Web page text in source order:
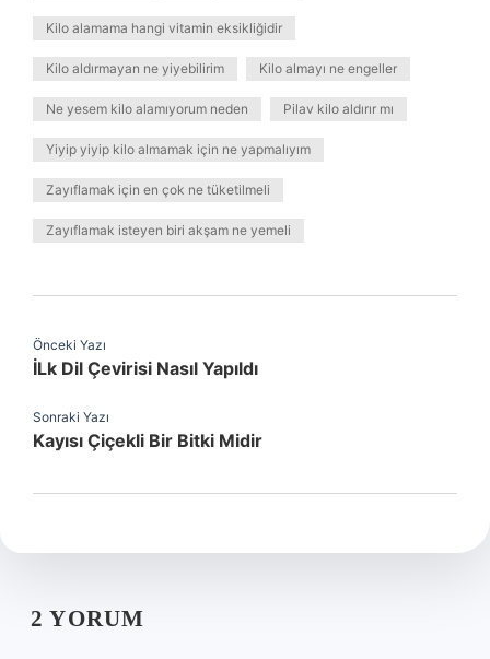
Kilo alamama hangi vitamin eksikliğidir
Kilo aldırmayan ne yiyebilirim Kilo almayı ne engeller
Ne yesem kilo alamıyorum neden Pilav kilo aldırır mı
Yiyip yiyip kilo almamak için ne yapmalıyım
Zayıflamak için en çok ne tüketilmeli
Zayıflamak isteyen biri akşam ne yemeli
Önceki Yazı
İLk Dil Çevirisi Nasıl Yapıldı
Sonraki Yazı
Kayısı Çiçekli Bir Bitki Midir
2 YORUM